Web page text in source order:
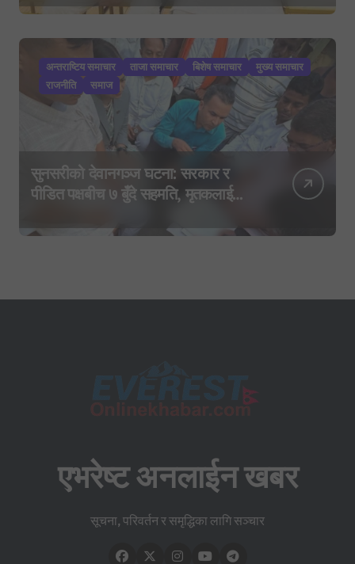
यात्राको घोषणा तयारी!
अन्तराष्टिय समाचार ताजा समाचार बिशेष समाचार
मुख्य समाचार
राजनीति
समाज
सुनसरीको देवानगञ्ज घटना: सरकार र
पीडित पक्षबीच ७ बुँदे सहमति, मृतकलाई
एभरेष्ट अनलाईन खबर
सूचना, परिवर्तन र समृद्धिका लागि सञ्चार